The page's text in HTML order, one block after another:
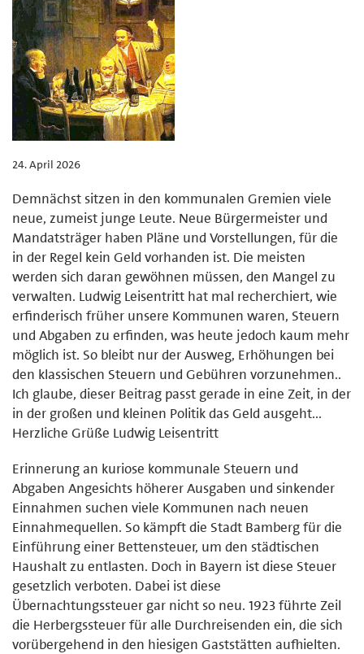
24. April 2026
Demnächst sitzen in den kommunalen Gremien viele
neue, zumeist junge Leute. Neue Bürgermeister und
Mandatsträger haben Pläne und Vorstellungen, für die
in der Regel kein Geld vorhanden ist. Die meisten
werden sich daran gewöhnen müssen, den Mangel zu
verwalten. Ludwig Leisentritt hat mal recherchiert, wie
erfinderisch früher unsere Kommunen waren, Steuern
und Abgaben zu erfinden, was heute jedoch kaum mehr
möglich ist. So bleibt nur der Ausweg, Erhöhungen bei
den klassischen Steuern und Gebühren vorzunehmen..
Ich glaube, dieser Beitrag passt gerade in eine Zeit, in der
in der großen und kleinen Politik das Geld ausgeht...
Herzliche Grüße Ludwig Leisentritt
Erinnerung an kuriose kommunale Steuern und
Abgaben Angesichts höherer Ausgaben und sinkender
Einnahmen suchen viele Kommunen nach neuen
Einnahmequellen. So kämpft die Stadt Bamberg für die
Einführung einer Bettensteuer, um den städtischen
Haushalt zu entlasten. Doch in Bayern ist diese Steuer
gesetzlich verboten. Dabei ist diese
Übernachtungssteuer gar nicht so neu. 1923 führte Zeil
die Herbergssteuer für alle Durchreisenden ein, die sich
vorübergehend in den hiesigen Gaststätten aufhielten.